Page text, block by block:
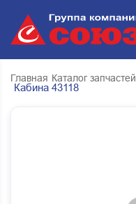
Главная Каталог запчастей
Кабина 43118